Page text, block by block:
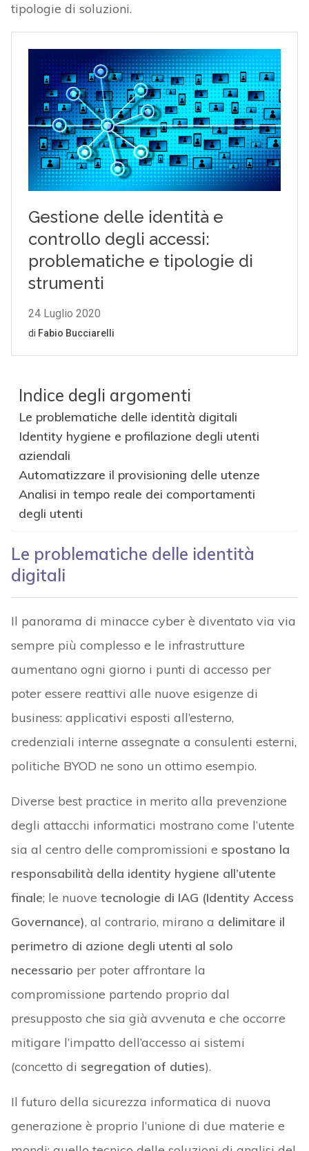
tipologie di soluzioni.
Indice degli argomenti
Le problematiche delle identità digitali
Identity hygiene e profilazione degli utenti
aziendali
Automatizzare il provisioning delle utenze
Analisi in tempo reale dei comportamenti
degli utenti
Le problematiche delle identità
digitali
Il panorama di minacce cyber è diventato via via
sempre più complesso e le infrastrutture
aumentano ogni giorno i punti di accesso per
poter essere reattivi alle nuove esigenze di
business: applicativi esposti all’esterno,
credenziali interne assegnate a consulenti esterni,
politiche BYOD ne sono un ottimo esempio.
Diverse best practice in merito alla prevenzione
degli attacchi informatici mostrano come l’utente
sia al centro delle compromissioni e spostano la
responsabilità della identity hygiene all’utente
finale; le nuove tecnologie di IAG (Identity Access
Governance), al contrario, mirano a delimitare il
perimetro di azione degli utenti al solo
necessario per poter affrontare la
compromissione partendo proprio dal
presupposto che sia già avvenuta e che occorre
mitigare l’impatto dell’accesso ai sistemi
(concetto di segregation of duties).
Il futuro della sicurezza informatica di nuova
generazione è proprio l’unione di due materie e